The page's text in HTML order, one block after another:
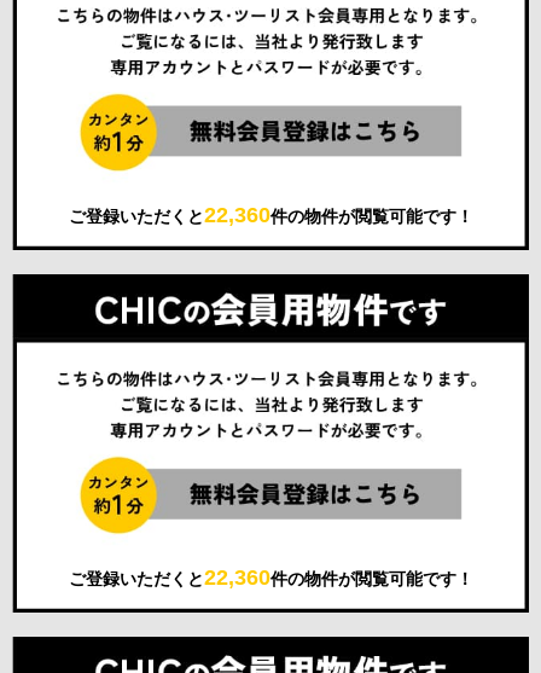
ご登録いただくと22,360件の物件が閲覧可能です！
ご登録いただくと22,360件の物件が閲覧可能です！